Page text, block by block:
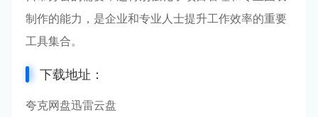
制作的能力，是企业和专业人士提升工作效率的重要
工具集合。
下载地址：
夸克网盘迅雷云盘